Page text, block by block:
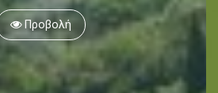
Προβολή